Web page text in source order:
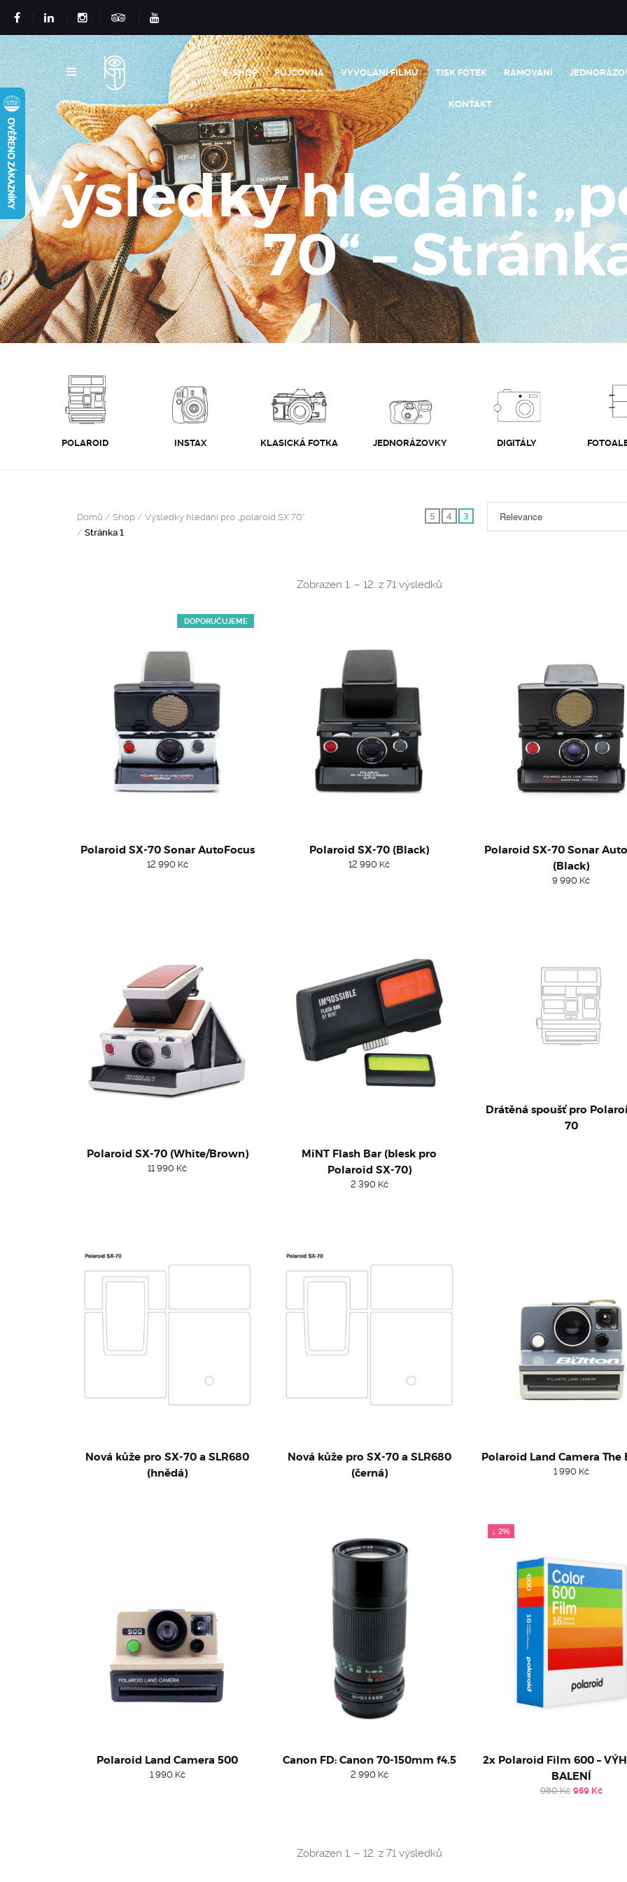
E-SHOP PŮJČOVNA VYVOLÁNÍ FILMŮ TISK FOTEK RÁMOVÁNÍ
KONTAKT
Výsledky hledání:
70“ –
POLAROID INSTAX KLASICKÁ FOTKA JEDNORÁZOVKY DIGITÁLY
Domů / Shop / Výsledky hledání pro „polaroid SX 70“
/ Stránka 1
5 4 3 Relevance
Zobrazen 1. – 12. z 71 výsledkůSorted
DOPORUČUJEME
Polaroid SX-70 Sonar AutoFocus
12 990 Kč
Polaroid SX-70 (Black)
12 990 Kč
Polaroid SX-70 Sonar
(Black)
9 990 Kč
Polaroid SX-70 (White/Brown)
11 990 Kč
MiNT Flash Bar (blesk pro
Polaroid SX-70)
2 390 Kč
Drátěná spoušť pro
70
Nová kůže pro SX-70 a SLR680
(hnědá)
Nová kůže pro SX-70 a SLR680
(černá)
Polaroid Land Camera The
1 990 Kč
Polaroid Land Camera 500
1 990 Kč
Canon FD: Canon 70-150mm f4.5
2 990 Kč
↓ 2%
2x Polaroid Film 600 –
BALENÍ
980Kč Original
959 Kč
Zobrazen 1. – 12. z 71 výsledkůSorted